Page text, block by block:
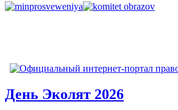
День Эколят 2026